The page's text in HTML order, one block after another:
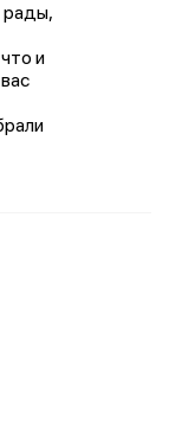
рады,
и